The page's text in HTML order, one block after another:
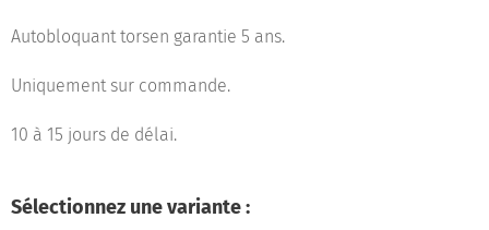
Autobloquant torsen garantie 5 ans.
Uniquement sur commande.
10 à 15 jours de délai.
Sélectionnez une variante :